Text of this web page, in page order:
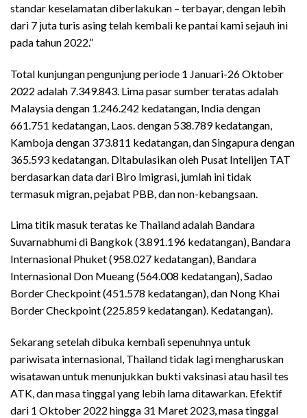
standar keselamatan diberlakukan – terbayar, dengan lebih
dari 7 juta turis asing telah kembali ke pantai kami sejauh ini
pada tahun 2022.”
Total kunjungan pengunjung periode 1 Januari-26 Oktober
2022 adalah 7.349.843. Lima pasar sumber teratas adalah
Malaysia dengan 1.246.242 kedatangan, India dengan
661.751 kedatangan, Laos. dengan 538.789 kedatangan,
Kamboja dengan 373.811 kedatangan, dan Singapura dengan
365.593 kedatangan. Ditabulasikan oleh Pusat Intelijen TAT
berdasarkan data dari Biro Imigrasi, jumlah ini tidak
termasuk migran, pejabat PBB, dan non-kebangsaan.
Lima titik masuk teratas ke Thailand adalah Bandara
Suvarnabhumi di Bangkok (3.891.196 kedatangan), Bandara
Internasional Phuket (958.027 kedatangan), Bandara
Internasional Don Mueang (564.008 kedatangan), Sadao
Border Checkpoint (451.578 kedatangan), dan Nong Khai
Border Checkpoint (225.859 kedatangan). Kedatangan).
Sekarang setelah dibuka kembali sepenuhnya untuk
pariwisata internasional, Thailand tidak lagi mengharuskan
wisatawan untuk menunjukkan bukti vaksinasi atau hasil tes
ATK, dan masa tinggal yang lebih lama ditawarkan. Efektif
dari 1 Oktober 2022 hingga 31 Maret 2023, masa tinggal